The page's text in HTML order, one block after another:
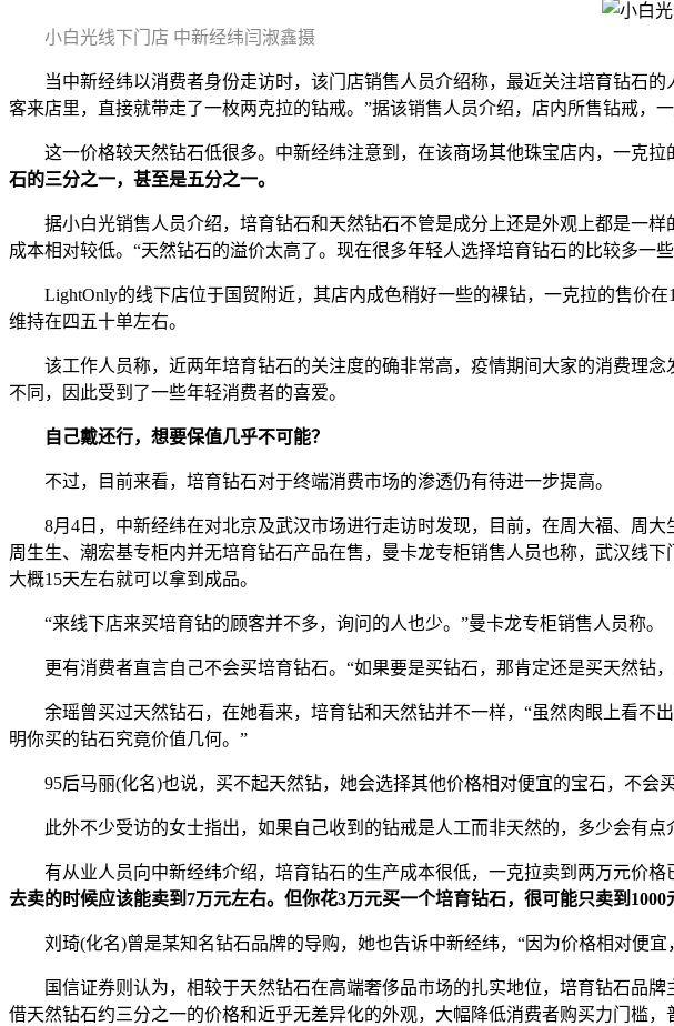
小白光线下门店 中新经纬闫淑鑫摄
当中新经纬以消费者身份走访时，该门店销售人员介绍称，最近关注培育钻石的
客来店里，直接就带走了一枚两克拉的钻戒。”据该销售人员介绍，店内所售钻戒，
这一价格较天然钻石低很多。中新经纬注意到，在该商场其他珠宝店内，一克拉
石的三分之一，甚至是五分之一。
据小白光销售人员介绍，培育钻石和天然钻石不管是成分上还是外观上都是一样
成本相对较低。“天然钻石的溢价太高了。现在很多年轻人选择培育钻石的比较多一
LightOnly的线下店位于国贸附近，其店内成色稍好一些的裸钻，一克拉的售价在
维持在四五十单左右。
该工作人员称，近两年培育钻石的关注度的确非常高，疫情期间大家的消费理念
不同，因此受到了一些年轻消费者的喜爱。
自己戴还行，想要保值几乎不可能？
不过，目前来看，培育钻石对于终端消费市场的渗透仍有待进一步提高。
8月4日，中新经纬在对北京及武汉市场进行走访时发现，目前，在周大福、周大
周生生、潮宏基专柜内并无培育钻石产品在售，曼卡龙专柜销售人员也称，武汉线
大概15天左右就可以拿到成品。
“来线下店来买培育钻的顾客并不多，询问的人也少。”曼卡龙专柜销售人员称。
更有消费者直言自己不会买培育钻石。“如果要是买钻石，那肯定还是买天然钻，
余瑶曾买过天然钻石，在她看来，培育钻和天然钻并不一样，“虽然肉眼上看不
明你买的钻石究竟价值几何。”
95后马丽(化名)也说，买不起天然钻，她会选择其他价格相对便宜的宝石，不会
此外不少受访的女士指出，如果自己收到的钻戒是人工而非天然的，多少会有点
有从业人员向中新经纬介绍，培育钻石的生产成本很低，一克拉卖到两万元价格
去卖的时候应该能卖到7万元左右。但你花3万元买一个培育钻石，很可能只卖到
刘琦(化名)曾是某知名钻石品牌的导购，她也告诉中新经纬，“因为价格相对便宜
国信证券则认为，相较于天然钻石在高端奢侈品市场的扎实地位，培育钻石品牌
借天然钻石约三分之一的价格和近乎无差异化的外观，大幅降低消费者购买力门槛，